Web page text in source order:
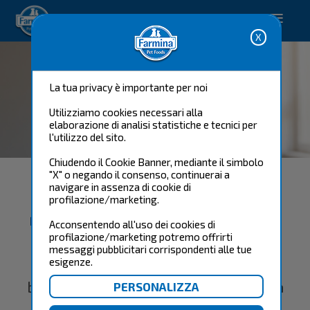
La tua privacy è importante per noi
Utilizziamo cookies necessari alla
elaborazione di analisi statistiche e tecnici per
l'utilizzo del sito.
Chiudendo il Cookie Banner, mediante il simbolo
"X" o negando il consenso, continuerai a
navigare in assenza di cookie di
profilazione/marketing.
Acconsentendo all'uso dei cookies di
profilazione/marketing potremo offrirti
messaggi pubblicitari corrispondenti alle tue
esigenze.
Happy pet. Happy you.
Vetlife Bites
Spunti Interessanti sulle
ricerche veterinarie più recenti.
Esplora le ultime novità in materia di
nutrizione veterinaria, diagnostica e
benessere dei pet, con la nostra esclusiva
serie di webinar dedicati ai veterinari